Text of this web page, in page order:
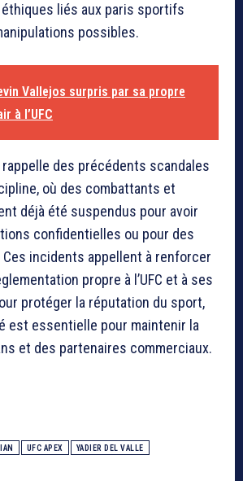
liés aux paris sportifs
possibles.
Vallejos surpris par sa propre
à l’UFC
rappelle des précédents scandales
où des combattants et
déjà été suspendus pour avoir
confidentielles ou pour des
incidents appellent à renforcer
propre à l’UFC et à ses
protéger la réputation du sport,
est essentielle pour maintenir la
et des partenaires commerciaux.
UFC APEX YADIER DEL VALLE